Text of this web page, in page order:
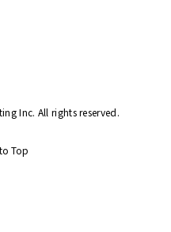
Inc. All rights reserved.
Top